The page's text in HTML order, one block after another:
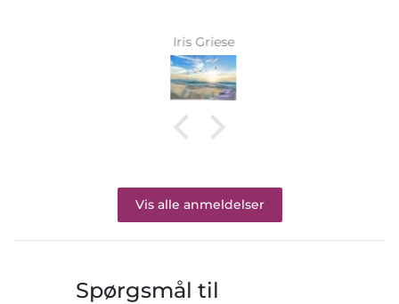
Iris Griese
Vis alle anmeldelser
Spørgsmål til